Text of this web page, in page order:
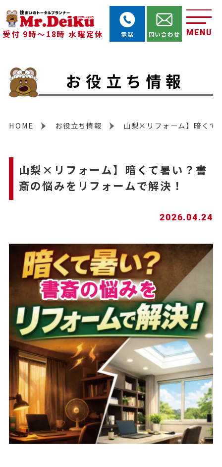
受付 9時～18時 水曜定休 MENU
電話 問い合わせ
お役立ち情報
HOME お役立ち情報 山梨×リフォーム】暗くて
山梨×リフォーム】暗くて暑い？書
斎の悩みをリフォームで解決！
2026.04.24